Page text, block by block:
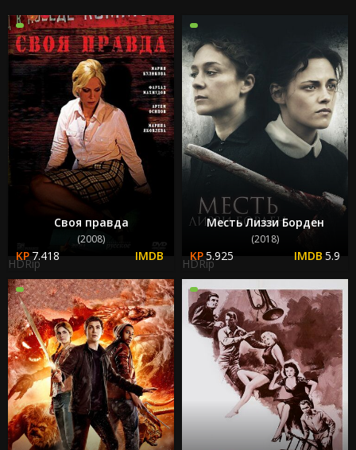
Своя правда
(2008)
7.418
HDRip
Месть Лиззи Борден
(2018)
5.925 5.9
HDRip